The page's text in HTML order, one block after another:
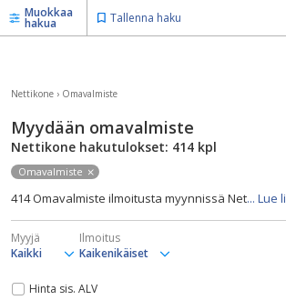
Muokkaa
hakua Tallenna haku
Nettikone › Omavalmiste
Myydään omavalmiste
Nettikone hakutulokset: 414 kpl
Omavalmiste
414 Omavalmiste ilmoitusta myynnissä Net... Lue
Myyjä Ilmoitus
Hinta sis. ALV